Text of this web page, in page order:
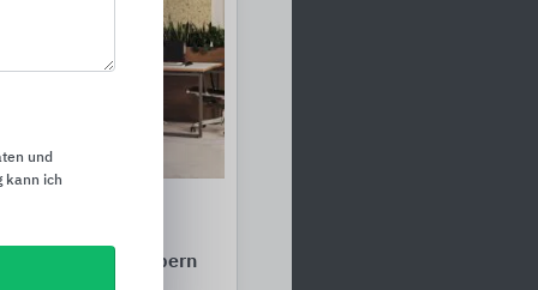
und Wandabsorbern
und
kann ich